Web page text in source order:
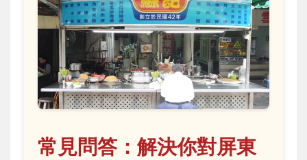
常見問答：解決你對屏東